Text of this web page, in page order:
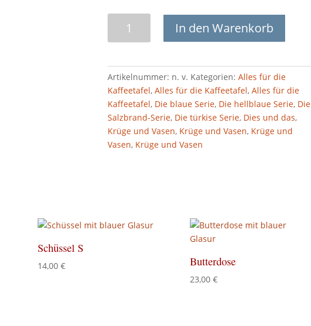
In den Warenkorb
Artikelnummer: n. v. Kategorien:Alles für die
Kaffeetafel,Alles für die Kaffeetafel,Alles für die
Kaffeetafel, Die blaue Serie, Die hellblaue Serie, Die
Salzbrand-Serie, Die türkise Serie, Dies und das,
Krüge und Vasen, Krüge und Vasen, Krüge und
Vasen, Krüge und Vasen
Schüssel S
14,00 € Butterdose
23,00€